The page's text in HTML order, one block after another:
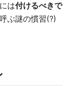
は付けるべきで
ぶ謎の慣習(?)